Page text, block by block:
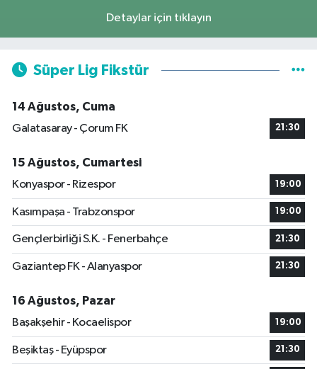
Detaylar için tıklayın
Süper Lig Fikstür
14 Ağustos, Cuma
Galatasaray - Çorum FK
21:30
15 Ağustos, Cumartesi
Konyaspor - Rizespor
19:00
Kasımpaşa - Trabzonspor 19:00
Gençlerbirliği S.K. - Fenerbahçe 21:30
Gaziantep FK - Alanyaspor 21:30
16 Ağustos, Pazar
Başakşehir - Kocaelispor
19:00
Beşiktaş - Eyüpspor 21:30